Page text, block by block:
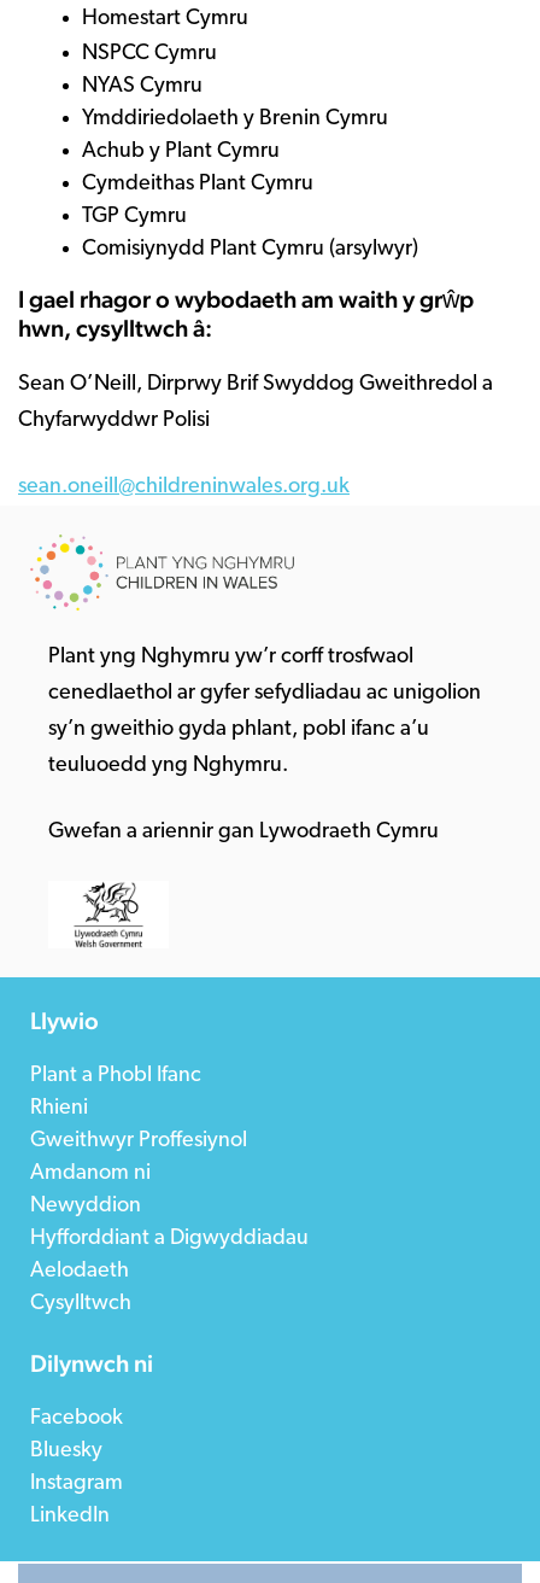
Homestart Cymru
NSPCC Cymru
NYAS Cymru
Ymddiriedolaeth y Brenin Cymru
Achub y Plant Cymru
Cymdeithas Plant Cymru
TGP Cymru
Comisiynydd Plant Cymru (arsylwyr)
I gael rhagor o wybodaeth am waith y grŵp
hwn, cysylltwch â:
Sean O’Neill, Dirprwy Brif Swyddog Gweithredol a
Chyfarwyddwr Polisi
sean.oneill@childreninwales.org.uk
Plant yng Nghymru yw’r corff trosfwaol
cenedlaethol ar gyfer sefydliadau ac unigolion
sy’n gweithio gyda phlant, pobl ifanc a’u
teuluoedd yng Nghymru.
Gwefan a ariennir gan Lywodraeth Cymru
Llywio
Plant a Phobl Ifanc
Rhieni
Gweithwyr Proffesiynol
Amdanom ni
Newyddion
Hyfforddiant a Digwyddiadau
Aelodaeth
Cysylltwch
Dilynwch ni
Facebook
Bluesky
Instagram
LinkedIn